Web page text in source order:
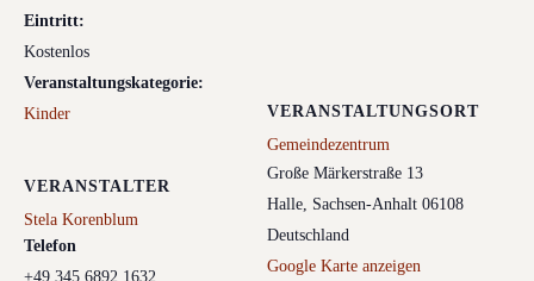
Eintritt:
Kostenlos
Veranstaltungskategorie:
Kinder
VERANSTALTER
Stela Korenblum
Telefon
+49 345 6892 1632
VERANSTALTUNGSORT
Gemeindezentrum
Große Märkerstraße 13
Halle, Sachsen-Anhalt 06108
Deutschland
Google Karte anzeigen